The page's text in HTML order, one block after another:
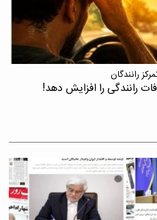
رانندگان
رانندگی را افزایش دهد!